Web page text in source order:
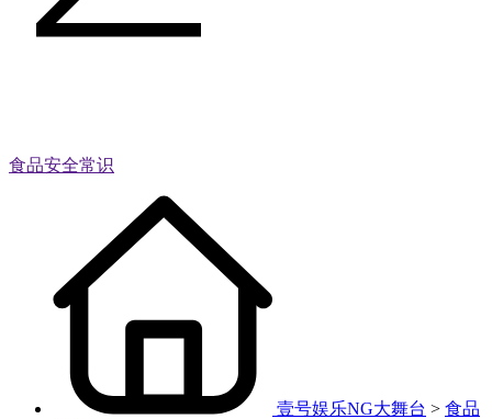
食品安全常识
壹号娱乐NG大舞台 > 食品